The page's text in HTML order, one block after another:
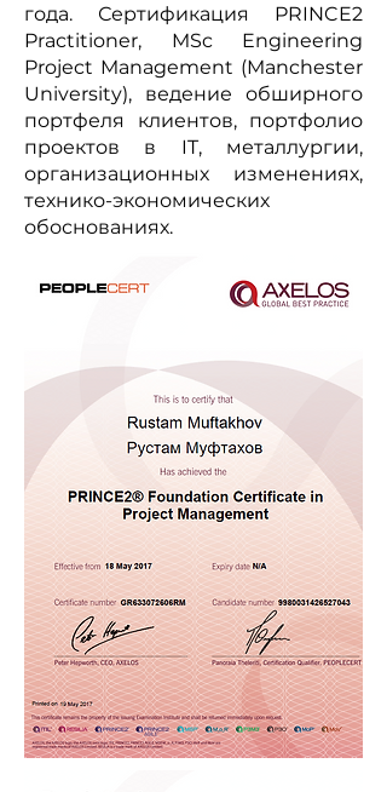
года. Сертификация PRINCE2
Practitioner, MSc Engineering
Project Management (Manchester
University), ведение обширного
портфеля клиентов, портфолио
проектов в IT, металлургии,
организационных изменениях,
технико-экономических
обоснованиях.